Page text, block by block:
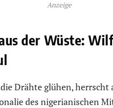
Anzeige
der Wüste:
Drähte glühen, herrscht
des nigerianischen